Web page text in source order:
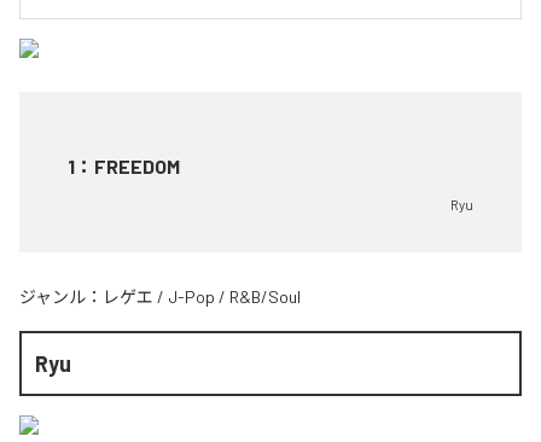
1 ： FREEDOM
Ryu
ジャンル： レゲエ / J-Pop / R&B/Soul
Ryu